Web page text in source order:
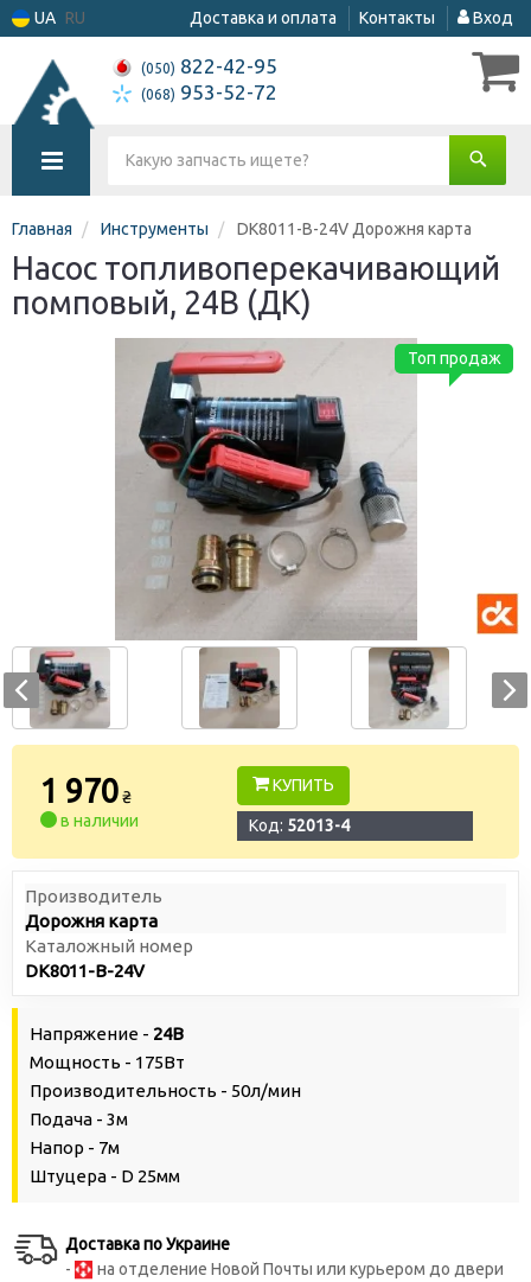
UA RU Доставка и оплата Контакты Вход
(050) 822-42-95
(068) 953-52-72
Главная Инструменты DK8011-B-24V Дорожня карта
Насос топливоперекачивающий
помповый, 24В (ДК)
Топ продаж
1 970₴
в наличии
КУПИТЬ
Код: 52013-4
Производитель
Дорожня карта
Каталожный номер
DK8011-B-24V
Напряжение - 24В
Мощность - 175Вт
Производительность - 50л/мин
Подача - 3м
Напор - 7м
Штуцера - D 25мм
Доставка по Украине
-
на отделение Новой Почты или курьером до двери